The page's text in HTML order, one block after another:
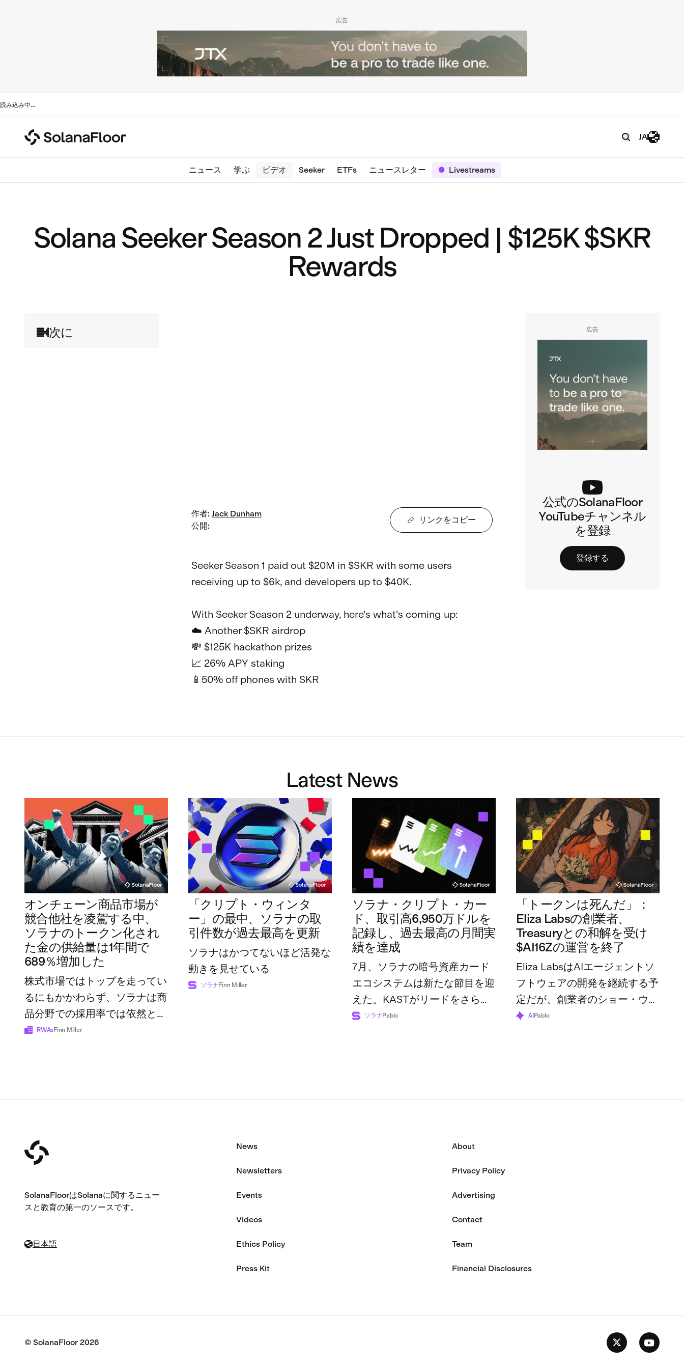
広告
読み込み中...
JA
ニュース 学ぶ ビデオ Seeker ETFs ニュースレター Livestreams
Solana Seeker Season 2 Just Dropped | $125K $SKR
Rewards
次に
作者: Jack Dunham
公開:
リンクをコピー
Seeker Season 1 paid out $20M in $SKR with some users
receiving up to $6k, and developers up to $40K.
With Seeker Season 2 underway, here's what's coming up:
☁️ Another $SKR airdrop
💸 $125K hackathon prizes
📈 26% APY staking
📱50% off phones with SKR
広告
公式のSolanaFloor
YouTubeチャンネル
を登録
登録する
Latest News
オンチェーン商品市場が
競合他社を凌駕する中、
ソラナのトークン化され
た金の供給量は1年間で
689％増加した
株式市場ではトップを走ってい
るにもかかわらず、ソラナは商
品分野での採用率では依然とし
て後れを取っている
RWAsFinn Miller
「クリプト・ウィンタ
ー」の最中、ソラナの取
引件数が過去最高を更新
ソラナはかつてないほど活発な
動きを見せている
ソラナFinn Miller
ソラナ・クリプト・カー
ド、取引高6,950万ドルを
記録し、過去最高の月間実
績を達成
7月、ソラナの暗号資産カード
エコシステムは新たな節目を迎
えた。KASTがリードをさらに
広げた一方で、業界全体の利用
ソラナPablo
「トークンは死んだ」：
Eliza Labsの創業者、
Treasuryとの和解を受け
$AI16Zの運営を終了
Eliza LabsはAIエージェントソ
フトウェアの開発を継続する予
定だが、創業者のショー・ウォ
ルターズ氏は、トークンとその
AI Pablo
SolanaFloorはSolanaに関するニュー
スと教育の第一のソースです。
日本語
News
Newsletters
Events
Videos
Ethics Policy
Press Kit
About
Privacy Policy
Advertising
Contact
Team
Financial Disclosures
© SolanaFloor 2026